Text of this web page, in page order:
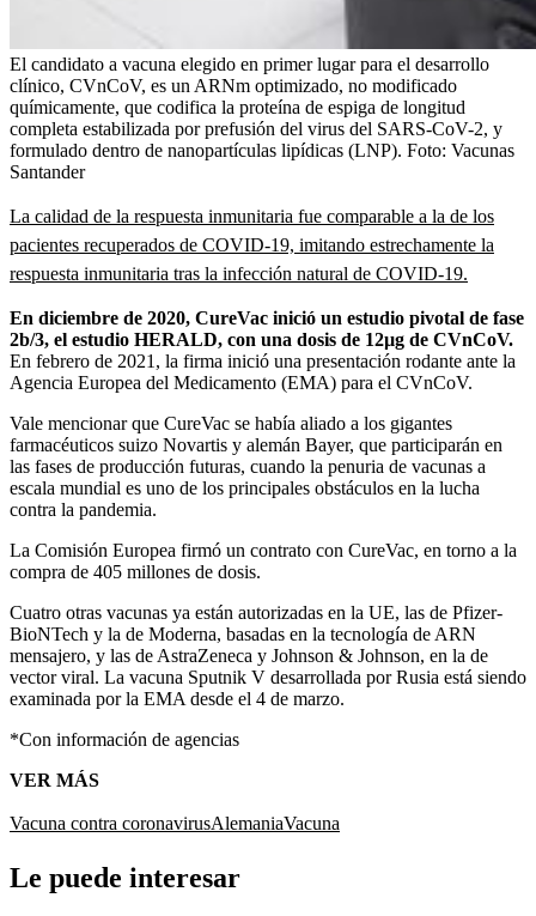
El candidato a vacuna elegido en primer lugar para el desarrollo
clínico, CVnCoV, es un ARNm optimizado, no modificado
químicamente, que codifica la proteína de espiga de longitud
completa estabilizada por prefusión del virus del SARS-CoV-2, y
formulado dentro de nanopartículas lipídicas (LNP). Foto: Vacunas
Santander
La calidad de la respuesta inmunitaria fue comparable a la de los
pacientes recuperados de COVID-19, imitando estrechamente la
respuesta inmunitaria tras la infección natural de COVID-19.
En diciembre de 2020, CureVac inició un estudio pivotal de fase
2b/3, el estudio HERALD, con una dosis de 12µg de CVnCoV.
En febrero de 2021, la firma inició una presentación rodante ante la
Agencia Europea del Medicamento (EMA) para el CVnCoV.
Vale mencionar que CureVac se había aliado a los gigantes
farmacéuticos suizo Novartis y alemán Bayer, que participarán en
las fases de producción futuras, cuando la penuria de vacunas a
escala mundial es uno de los principales obstáculos en la lucha
contra la pandemia.
La Comisión Europea firmó un contrato con CureVac, en torno a la
compra de 405 millones de dosis.
Cuatro otras vacunas ya están autorizadas en la UE, las de Pfizer-
BioNTech y la de Moderna, basadas en la tecnología de ARN
mensajero, y las de AstraZeneca y Johnson & Johnson, en la de
vector viral. La vacuna Sputnik V desarrollada por Rusia está siendo
examinada por la EMA desde el 4 de marzo.
*Con información de agencias
VER MÁS
Vacuna contra coronavirusAlemaniaVacuna
Le puede interesar